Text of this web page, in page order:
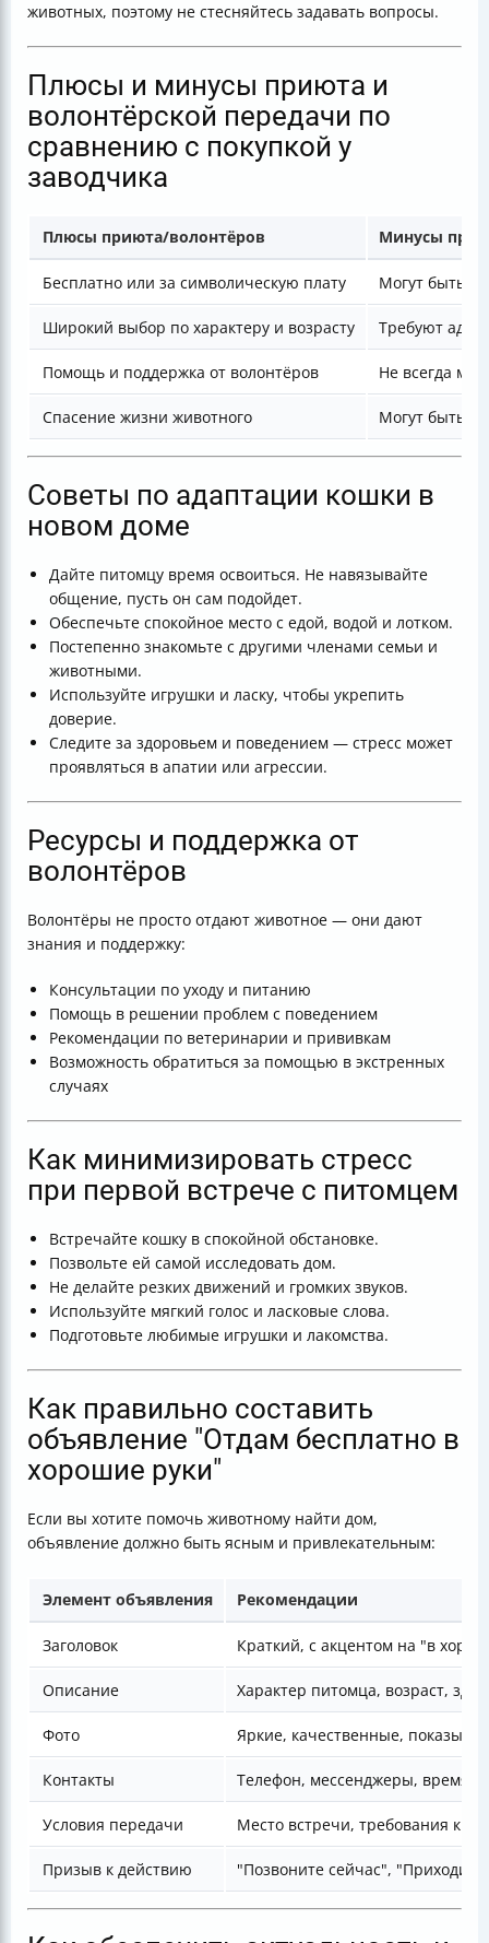
животных, поэтому не стесняйтесь задавать вопросы.
Плюсы и минусы приюта и
волонтёрской передачи по
сравнению с покупкой у
заводчика
Плюсы приюта/волонтёров Минусы
Бесплатно или за символическую плату Могут быть
Широкий выбор по характеру и возрасту Требуют
Помощь и поддержка от волонтёров Не всегда
Спасение жизни животного Могут быть
Советы по адаптации кошки в
новом доме
Дайте питомцу время освоиться. Не навязывайте
общение, пусть он сам подойдет.
Обеспечьте спокойное место с едой, водой и лотком.
Постепенно знакомьте с другими членами семьи и
животными.
Используйте игрушки и ласку, чтобы укрепить
доверие.
Следите за здоровьем и поведением — стресс может
проявляться в апатии или агрессии.
Ресурсы и поддержка от
волонтёров
Волонтёры не просто отдают животное — они дают
знания и поддержку:
Консультации по уходу и питанию
Помощь в решении проблем с поведением
Рекомендации по ветеринарии и прививкам
Возможность обратиться за помощью в экстренных
случаях
Как минимизировать стресс
при первой встрече с питомцем
Встречайте кошку в спокойной обстановке.
Позвольте ей самой исследовать дом.
Не делайте резких движений и громких звуков.
Используйте мягкий голос и ласковые слова.
Подготовьте любимые игрушки и лакомства.
Как правильно составить
объявление "Отдам бесплатно в
хорошие руки"
Если вы хотите помочь животному найти дом,
объявление должно быть ясным и привлекательным:
Элемент объявления Рекомендации
Заголовок Краткий, с акцентом на "в
Описание Характер питомца, возраст,
Фото Яркие, качественные,
Контакты Телефон, мессенджеры, время
Условия передачи Место встречи, требования к
Призыв к действию "Позвоните сейчас",